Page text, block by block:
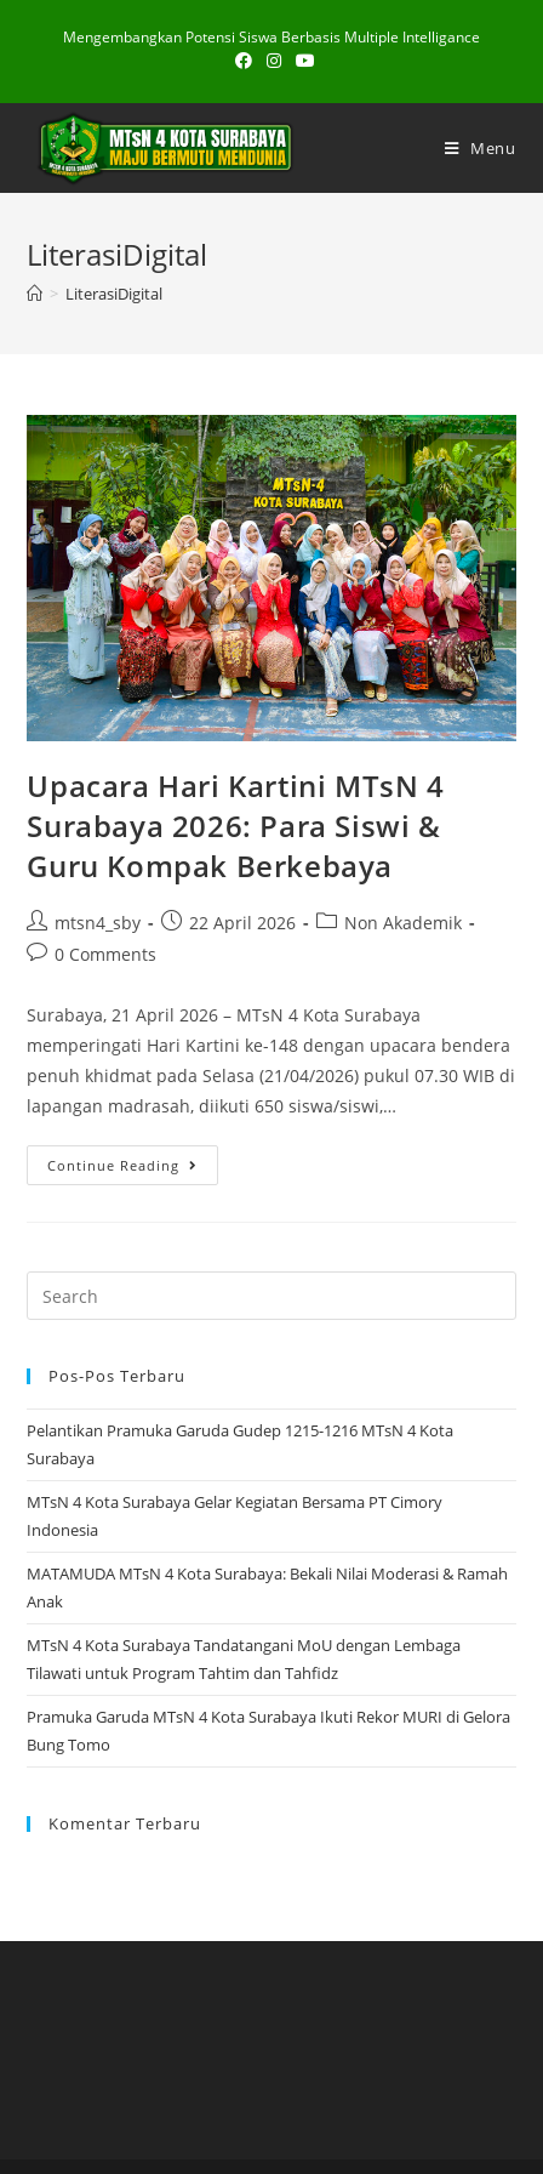
Mengembangkan Potensi Siswa Berbasis Multiple Intelligance
Menu
LiterasiDigital
> LiterasiDigital
Upacara Hari Kartini MTsN 4
Surabaya 2026: Para Siswi &
Guru Kompak Berkebaya
Post
author:
mtsn4_sby
Post22 April 2026
PostNon Akademik
Post0 Comments
Surabaya, 21 April 2026 – MTsN 4 Kota Surabaya
memperingati Hari Kartini ke-148 dengan upacara bendera
penuh khidmat pada Selasa (21/04/2026) pukul 07.30 WIB di
lapangan madrasah, diikuti 650 siswa/siswi,…
Continue Reading
Hari
&
Kompak
Search
for:
Pos-Pos Terbaru
Pelantikan Pramuka Garuda Gudep 1215-1216 MTsN 4 Kota
Surabaya
MTsN 4 Kota Surabaya Gelar Kegiatan Bersama PT Cimory
Indonesia
MATAMUDA MTsN 4 Kota Surabaya: Bekali Nilai Moderasi & Ramah
Anak
MTsN 4 Kota Surabaya Tandatangani MoU dengan Lembaga
Tilawati untuk Program Tahtim dan Tahfidz
Pramuka Garuda MTsN 4 Kota Surabaya Ikuti Rekor MURI di Gelora
Bung Tomo
Komentar Terbaru